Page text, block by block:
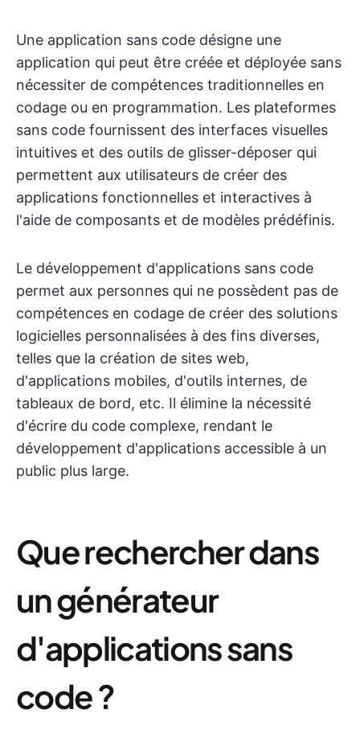
Une application sans code désigne une
application qui peut être créée et déployée sans
nécessiter de compétences traditionnelles en
codage ou en programmation. Les plateformes
sans code fournissent des interfaces visuelles
intuitives et des outils de glisser-déposer qui
permettent aux utilisateurs de créer des
applications fonctionnelles et interactives à
l'aide de composants et de modèles prédéfinis.
Le développement d'applications sans code
permet aux personnes qui ne possèdent pas de
compétences en codage de créer des solutions
logicielles personnalisées à des fins diverses,
telles que la création de sites web,
d'applications mobiles, d'outils internes, de
tableaux de bord, etc. Il élimine la nécessité
d'écrire du code complexe, rendant le
développement d'applications accessible à un
public plus large.
Que rechercher dans
un générateur
d'applications sans
code ?